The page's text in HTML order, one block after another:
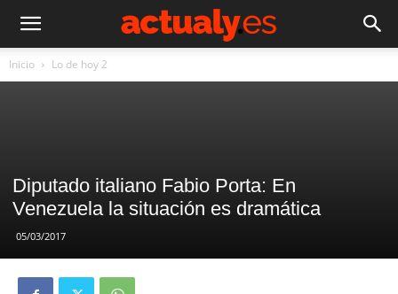
Inicio Lo de hoy 2
Diputado italiano Fabio Porta: En
Venezuela la situación es dramática
05/03/2017